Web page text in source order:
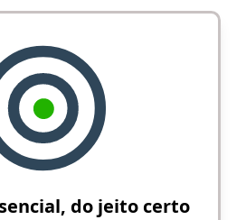
do jeito certo